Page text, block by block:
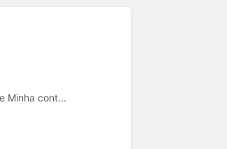
Minha cont...